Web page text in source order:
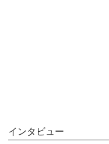
インタビュー